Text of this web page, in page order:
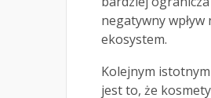
negatywny wpływ
ekosystem.
Kolejnym
jest to, że